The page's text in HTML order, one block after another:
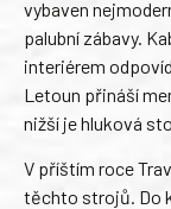
vybaven
palubní zábavy.
interiérem
Letoun přináší
nižší je hluková
V příštím roce
těchto strojů. Do